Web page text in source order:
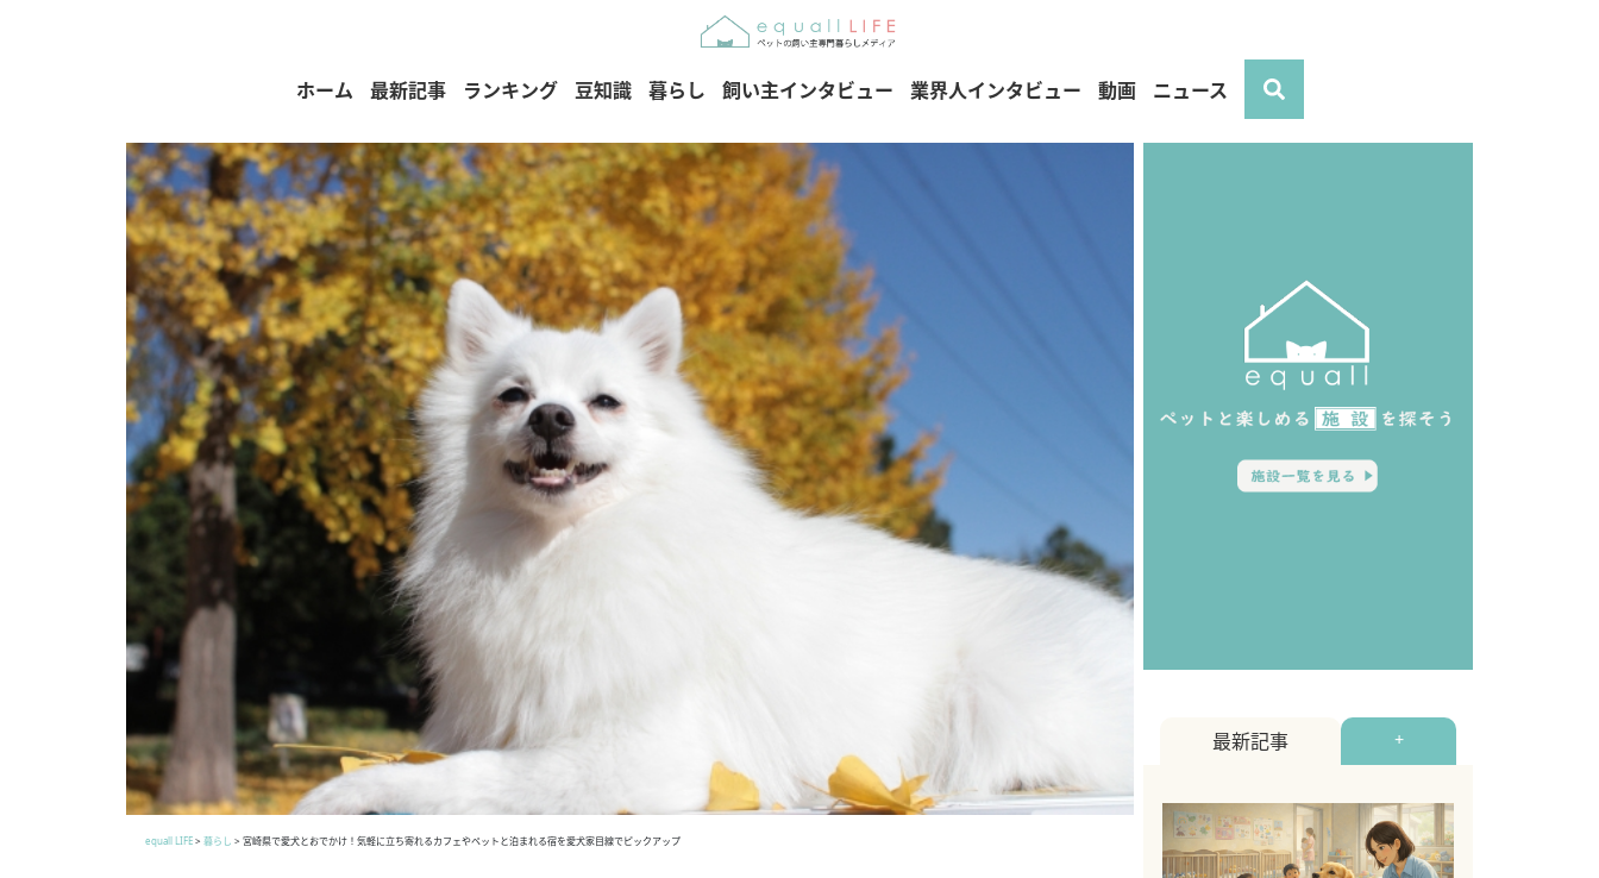
ホーム 最新記事 ランキング 豆知識 暮らし 飼い主インタビュー 業界人インタビュー 動画 ニュース
equall LIFE> 暮らし > 宮崎県で愛犬とおでかけ！気軽に立ち寄れるカフェやペットと泊まれる宿を愛犬家目線でピックアップ
最新記事 +